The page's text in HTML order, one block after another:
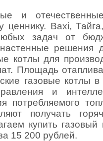
и
ценнику. Baxi,
задач от
решения
котлы для
Площадь
газовые котлы
и
потребляемого
получать
купить газовый
15 200 рублей.